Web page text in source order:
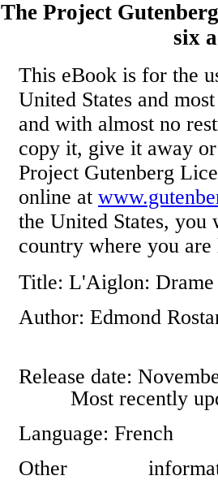
The Project
six
This eBook is for the
United States and
and with almost no
copy it, give it away
Project Gutenberg
online at
the United States,
country where you
Title: L'Aiglon: Drame
Author: Edmond
Release date:
Most recently
Language: French
Other